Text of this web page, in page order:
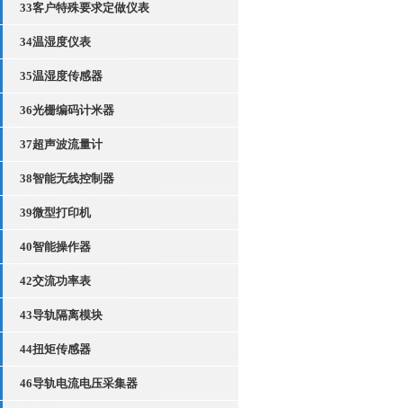
33客户特殊要求定做仪表
34温湿度仪表
35温湿度传感器
36光栅编码计米器
37超声波流量计
38智能无线控制器
39微型打印机
40智能操作器
42交流功率表
43导轨隔离模块
44扭矩传感器
46导轨电流电压采集器